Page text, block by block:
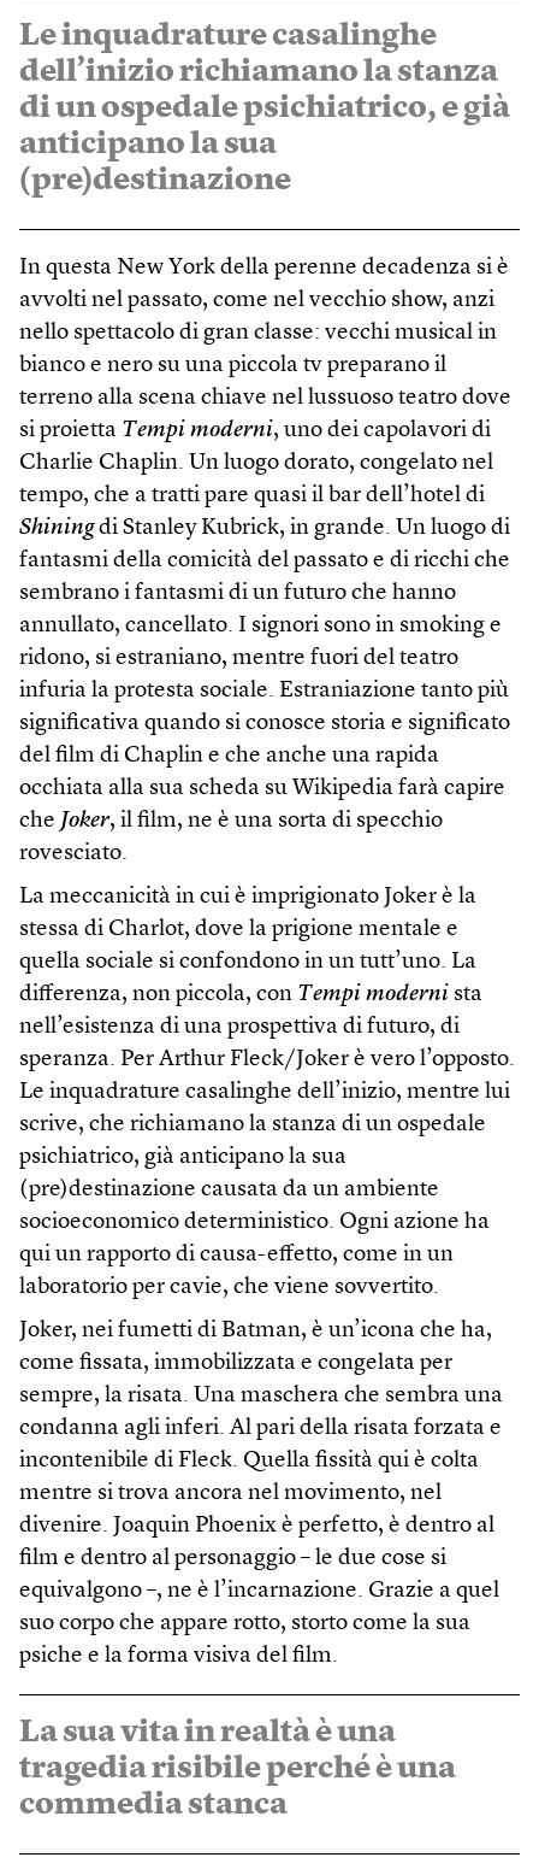
Le inquadrature casalinghe
dell’inizio richiamano la stanza
di un ospedale psichiatrico, e già
anticipano la sua
(pre)destinazione
In questa New York della perenne decadenza si è
avvolti nel passato, come nel vecchio show, anzi
nello spettacolo di gran classe: vecchi musical in
bianco e nero su una piccola tv preparano il
terreno alla scena chiave nel lussuoso teatro dove
si proietta Tempi moderni, uno dei capolavori di
Charlie Chaplin. Un luogo dorato, congelato nel
tempo, che a tratti pare quasi il bar dell’hotel di
Shiningdi Stanley Kubrick, in grande. Un luogo di
fantasmi della comicità del passato e di ricchi che
sembrano i fantasmi di un futuro che hanno
annullato, cancellato. I signori sono in smoking e
ridono, si estraniano, mentre fuori del teatro
infuria la protesta sociale. Estraniazione tanto più
significativa quando si conosce storia e significato
del film di Chaplin e che anche una rapida
occhiata alla sua scheda su Wikipedia farà capire
che Joker, il film, ne è una sorta di specchio
rovesciato.
La meccanicità in cui è imprigionato Joker è la
stessa di Charlot, dove la prigione mentale e
quella sociale si confondono in un tutt’uno. La
differenza, non piccola, con Tempi moderni sta
nell’esistenza di una prospettiva di futuro, di
speranza. Per Arthur Fleck/Joker è vero l’opposto.
Le inquadrature casalinghe dell’inizio, mentre lui
scrive, che richiamano la stanza di un ospedale
psichiatrico, già anticipano la sua
(pre)destinazione causata da un ambiente
socioeconomico deterministico. Ogni azione ha
qui un rapporto di causa-effetto, come in un
laboratorio per cavie, che viene sovvertito.
Joker, nei fumetti di Batman, è un’icona che ha,
come fissata, immobilizzata e congelata per
sempre, la risata. Una maschera che sembra una
condanna agli inferi. Al pari della risata forzata e
incontenibile di Fleck. Quella fissità qui è colta
mentre si trova ancora nel movimento, nel
divenire. Joaquin Phoenix è perfetto, è dentro al
film e dentro al personaggio – le due cose si
equivalgono –, ne è l’incarnazione. Grazie a quel
suo corpo che appare rotto, storto come la sua
psiche e la forma visiva del film.
La sua vita in realtà è una
tragedia risibile perché è una
commedia stanca